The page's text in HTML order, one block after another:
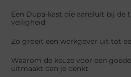
Een Dupa-kast die aansluit bij de
veiligheid
Zo groeit een werkgever uit tot
Waarom de keuze voor een
uitmaakt dan je denkt